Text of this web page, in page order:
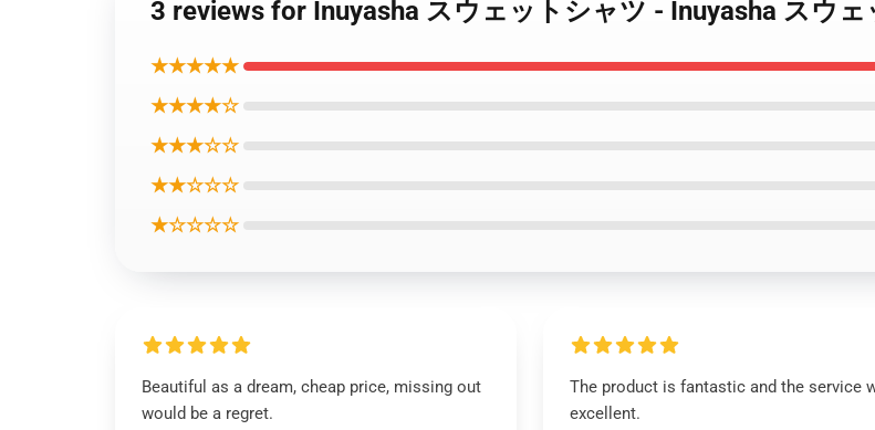
3 reviews for Inuyasha スウェットシャツ - Inuyasha スウ
★★★★★
★★★★☆
★★★☆☆
★★☆☆☆
★☆☆☆☆
Beautiful as a dream, cheap price, missing out
would be a regret.
The product is fantastic and the service
excellent.